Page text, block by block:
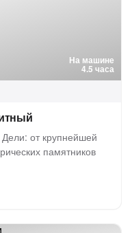
На машине
4.5 часа
от крупнейшей
памятников